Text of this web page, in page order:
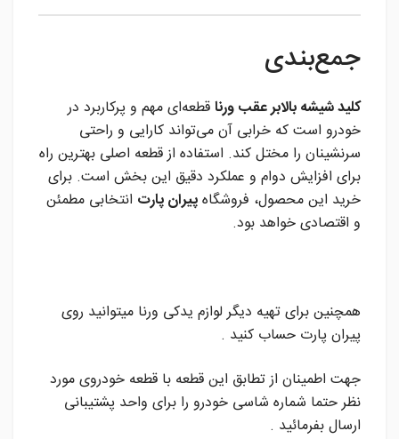
جمع‌بندی
کلید شیشه بالابر عقب ورناقطعه‌ای مهم و پرکاربرد در
خودرو است که خرابی آن می‌تواند کارایی و راحتی
سرنشینان را مختل کند. استفاده از قطعه اصلی بهترین راه
برای افزایش دوام و عملکرد دقیق این بخش است. برای
خرید این محصول، فروشگاهپیران پارت انتخابی مطمئن
و اقتصادی خواهد بود.
همچنین برای تهیه دیگر لوازم یدکی ورنا میتوانید روی
پیران پارت حساب کنید .
جهت اطمینان از تطابق این قطعه با قطعه خودروی مورد
نظر حتما شماره شاسی خودرو را برای واحد پشتیبانی
ارسال بفرمائید .